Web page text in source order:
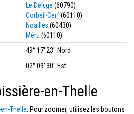
Le Déluge (60790)
Corbeil-Cerf(60110)
Noailles (60430)
Méru (60110)
49° 17' 23'' Nord
02° 09' 30'' Est
en-Thelle
Thelle . Pour zoomer, utilisez les boutons